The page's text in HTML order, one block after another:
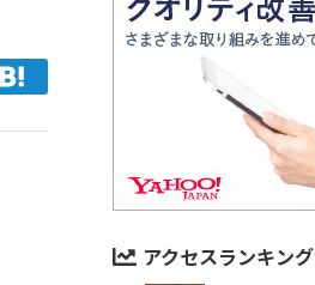
アクセスランキング